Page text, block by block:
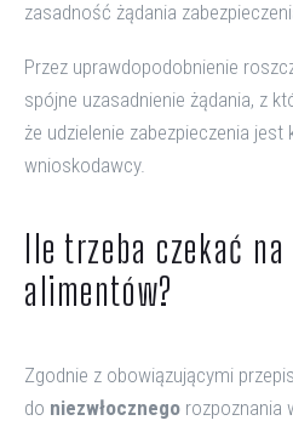
zasadność żądania
Przez uprawdopodobnienie
spójne uzasadnienie żądania, z
że udzielenie zabezpieczenia
wnioskodawcy.
Ile trzeba czekać na
alimentów?
Zgodnie z obowiązującymi
do niezwłocznego rozpoznania